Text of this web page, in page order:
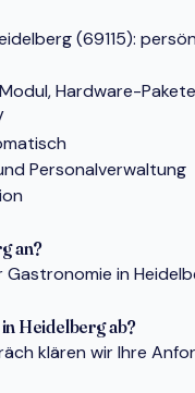
(69115):
Hardware-
Personalverwaltung
an?
in
Heidelberg ab?
klären wir Ihre